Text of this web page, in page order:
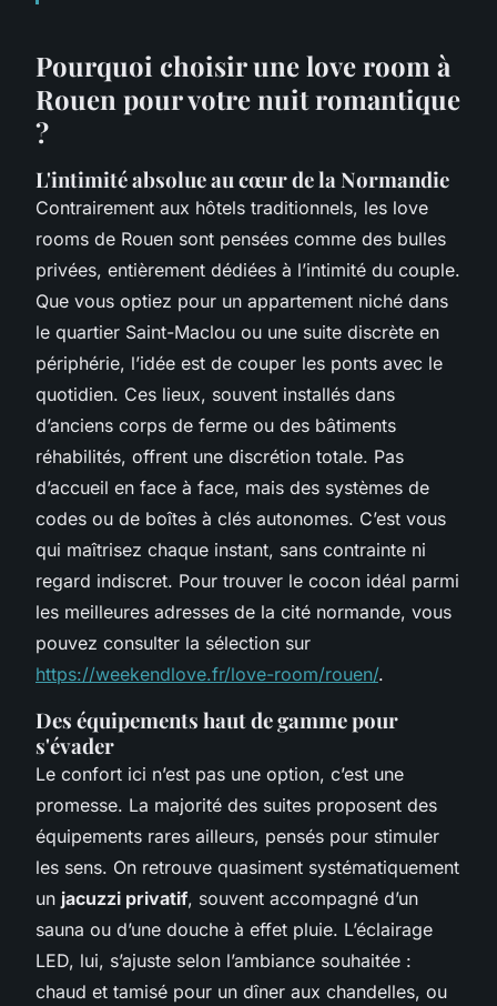
Pourquoi choisir une love room à
Rouen pour votre nuit romantique
?
L'intimité absolue au cœur de la Normandie
Contrairement aux hôtels traditionnels, les love
rooms de Rouen sont pensées comme des bulles
privées, entièrement dédiées à l’intimité du couple.
Que vous optiez pour un appartement niché dans
le quartier Saint-Maclou ou une suite discrète en
périphérie, l’idée est de couper les ponts avec le
quotidien. Ces lieux, souvent installés dans
d’anciens corps de ferme ou des bâtiments
réhabilités, offrent une discrétion totale. Pas
d’accueil en face à face, mais des systèmes de
codes ou de boîtes à clés autonomes. C’est vous
qui maîtrisez chaque instant, sans contrainte ni
regard indiscret. Pour trouver le cocon idéal parmi
les meilleures adresses de la cité normande, vous
pouvez consulter la sélection sur
https://weekendlove.fr/love-room/rouen/.
Des équipements haut de gamme pour
s'évader
Le confort ici n’est pas une option, c’est une
promesse. La majorité des suites proposent des
équipements rares ailleurs, pensés pour stimuler
les sens. On retrouve quasiment systématiquement
un jacuzzi privatif, souvent accompagné d’un
sauna ou d’une douche à effet pluie. L’éclairage
LED, lui, s’ajuste selon l’ambiance souhaitée :
chaud et tamisé pour un dîner aux chandelles, ou